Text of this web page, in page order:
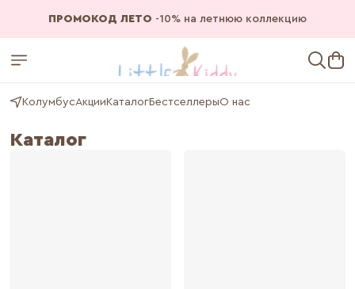
ПРОМОКОД ЛЕТО -10% на летнюю коллекцию
КолумбусАкции КаталогБестселлерыО нас
Каталог